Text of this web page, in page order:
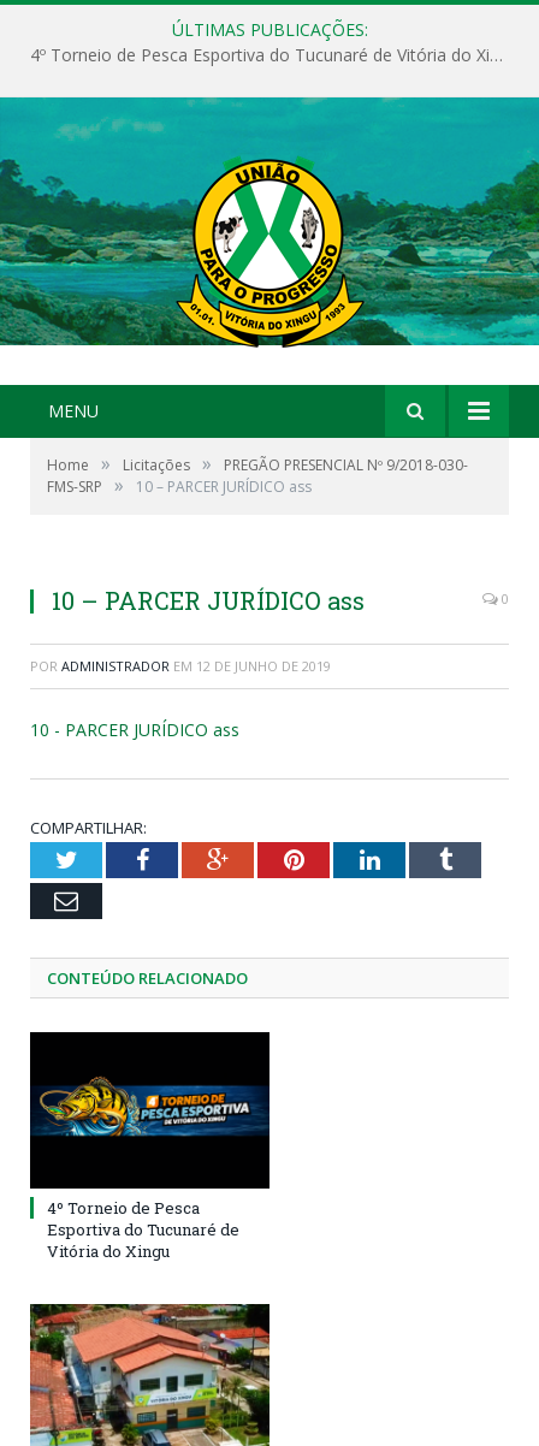
ÚLTIMAS PUBLICAÇÕES:
4º Torneio de Pesca Esportiva do Tucunaré de Vitória do Xingu
MENU
Home » Licitações »
PREGÃO PRESENCIAL Nº 9/2018-030-
FMS-SRP
» 10 – PARCER JURÍDICO ass
10 – PARCER JURÍDICO ass 0
POR ADMINISTRADOR EM 12 DE JUNHO DE 2019
10 - PARCER JURÍDICO ass
COMPARTILHAR:
TwitterFacebookGoogle+PinterestLinkedInTumblr
Email
CONTEÚDO RELACIONADO
4º Torneio de Pesca
Esportiva do Tucunaré de
Vitória do Xingu